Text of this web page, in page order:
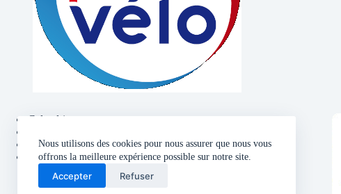
Nous utilisons des cookies pour nous assurer que nous vous
offrons la meilleure expérience possible sur notre site.
Accepter Refuser
Calendrier
Politique de confidentialité
Mentions légales